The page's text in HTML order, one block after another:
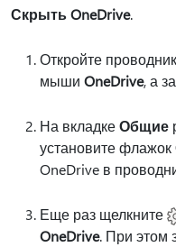
Скрыть OneDrive.
Откройте
мыши OneDrive, а
На вкладкеОбщие
установите флажок
OneDrive в
Еще раз щелкните
OneDrive. При этом